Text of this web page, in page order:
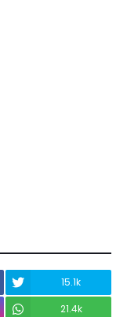
15.1k
21.4k